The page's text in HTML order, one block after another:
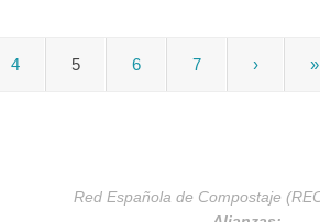
4 5 6 7 › »
Red Española de Compostaje